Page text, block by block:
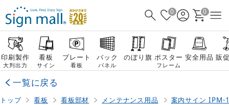
0 0
印刷製作
大判出力
看板
サイン
プレート
看板
バック
パネル
のぼり旗 ポスター
フレーム
安全用品 販
一覧に戻る
トップ 看板 看板部材 メンテナンス用品 案内サイン IPM-